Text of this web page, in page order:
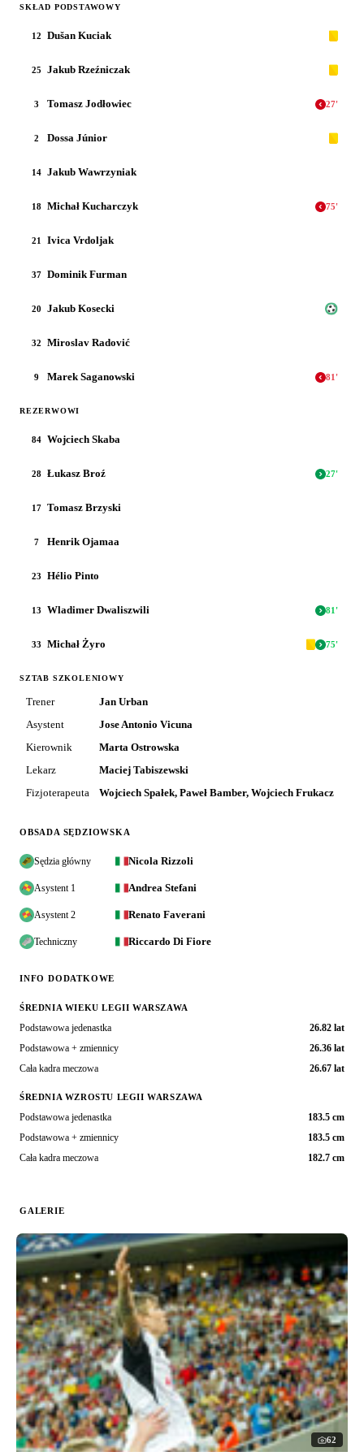
SKŁAD PODSTAWOWY
12 Dušan Kuciak
25 Jakub Rzeźniczak
3 Tomasz Jodłowiec 27'
2 Dossa Júnior
14 Jakub Wawrzyniak
18 Michał Kucharczyk 75'
21 Ivica Vrdoljak
37 Dominik Furman
20 Jakub Kosecki
32 Miroslav Radović
9 Marek Saganowski 81 '
REZERWOWI
84 Wojciech Skaba
28 Łukasz Broź 27'
17 Tomasz Brzyski
7 Henrik Ojamaa
23 Hélio Pinto
13 Wladimer Dwaliszwili 81 '
33 Michał Żyro 75'
SZTAB SZKOLENIOWY
Trener
Jan Urban
Asystent
Jose Antonio Vicuna
Kierownik
Marta Ostrowska
Lekarz
Maciej Tabiszewski
Fizjoterapeuta
Wojciech Spałek, Paweł Bamber, Wojciech Frukacz
OBSADA SĘDZIOWSKA
Sędzia główny Nicola Rizzoli
Asystent 1 Andrea Stefani
Asystent 2 Renato Faverani
Techniczny Riccardo Di Fiore
INFO DODATKOWE
ŚREDNIA WIEKU LEGII WARSZAWA
Podstawowa jedenastka
26.82 lat
Podstawowa + zmiennicy
26.36 lat
Cała kadra meczowa
26.67 lat
ŚREDNIA WZROSTU LEGII WARSZAWA
Podstawowa jedenastka
183.5 cm
Podstawowa + zmiennicy
183.5 cm
Cała kadra meczowa
182.7 cm
GALERIE
62